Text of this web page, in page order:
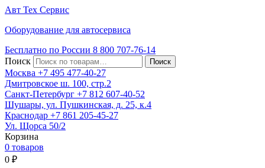
Авт Тех Сервис
Оборудование для автосервиса
Бесплатно по России 8 800 707-76-14
Поиск
Москва +7 495 477-40-27
Дмитровское ш. 100, стр.2
Санкт-Петербург +7 812 607-40-52
Шушары, ул. Пушкинская, д. 25, к.4
Краснодар +7 861 205-45-27
Ул. Щорса 50/2
Корзина
0 товаров
0 ₽